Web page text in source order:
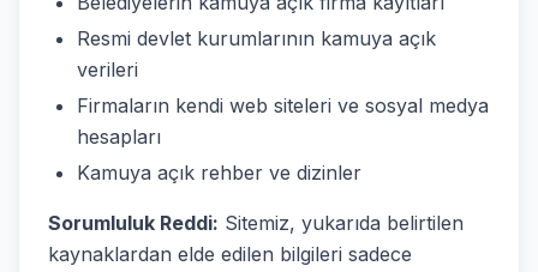
Resmi devlet kurumlarının kamuya açık
verileri
Firmaların kendi web siteleri ve sosyal medya
hesapları
Kamuya açık rehber ve dizinler
Sorumluluk Reddi: Sitemiz, yukarıda belirtilen
kaynaklardan elde edilen bilgileri sadece